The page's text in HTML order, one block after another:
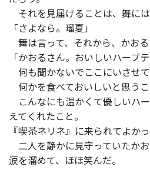
それを見届けることは、舞には
「さよなら。瑠夏」
舞は言って、それから、かおる
「かおるさん。おいしいハーブ
何も聞かないでここにいさせて
何かを食べておいしいと思うこ
こんなにも温かくて優しいハ
えてくれたこと。
『喫茶ネリネ』に来られてよか
二人を静かに見守っていたか
涙を溜めて、ほほ笑んだ。